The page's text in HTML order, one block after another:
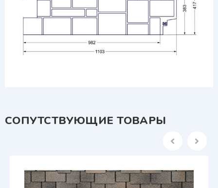
СОПУТСТВУЮЩИЕ ТОВАРЫ